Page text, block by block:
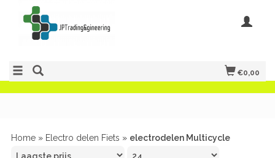
€0,00
Home » Electro delen Fiets » electrodelen Multicycle